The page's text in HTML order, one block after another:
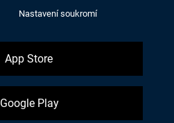
Nastavení soukromí
App Store
Google Play